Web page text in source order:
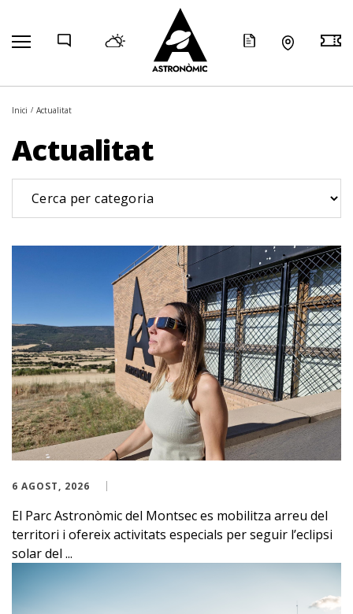
Inici Actualitat
Actualitat
6 AGOST, 2026
El Parc Astronòmic del Montsec es mobilitza arreu del
territori i ofereix activitats especials per seguir l’eclipsi
solar del ...